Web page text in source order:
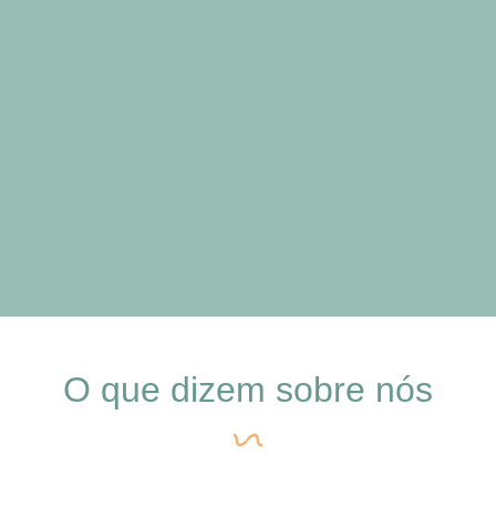
O que dizem sobre nós